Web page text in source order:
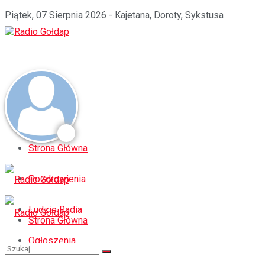
Piątek, 07 Sierpnia 2026 - Kajetana, Doroty, Sykstusa
Strona Główna
Pozdrowienia
Ludzie Radia
Ogłoszenia
Strona Główna
Pozdrowienia